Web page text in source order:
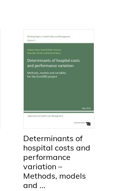
Determinants of
hospital costs and
performance
variation –
Methods, models
and ...